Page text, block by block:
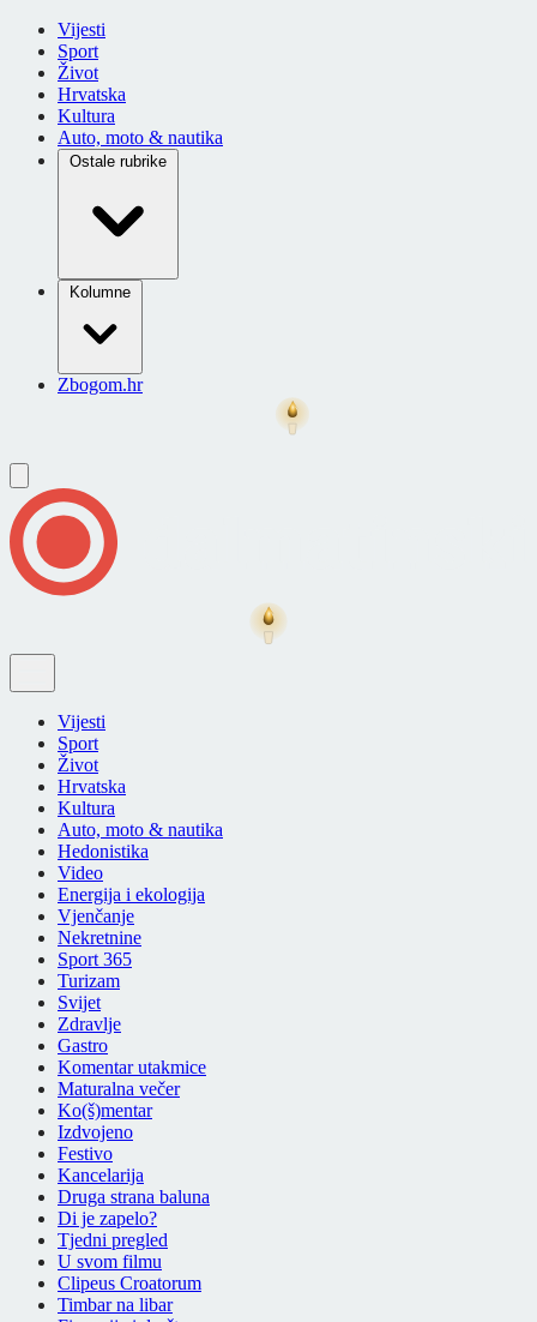
Vijesti
Sport
Život
Hrvatska
Kultura
Auto, moto & nautika
Ostale rubrike
Kolumne
Zbogom.hr
Vijesti
Sport
Život
Hrvatska
Kultura
Auto, moto & nautika
Hedonistika
Video
Energija i ekologija
Vjenčanje
Nekretnine
Sport 365
Turizam
Svijet
Zdravlje
Gastro
Komentar utakmice
Maturalna večer
Ko(š)mentar
Izdvojeno
Festivo
Kancelarija
Druga strana baluna
Di je zapelo?
Tjedni pregled
U svom filmu
Clipeus Croatorum
Timbar na libar